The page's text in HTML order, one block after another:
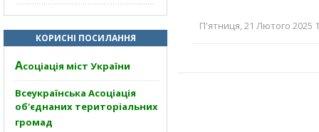
КОРИСНІ ПОСИЛАННЯ
Асоціація міст України
Всеукраїнська Асоціація
об'єднаних територіальних
громад
П'ятниця, 21 Лютого 2025